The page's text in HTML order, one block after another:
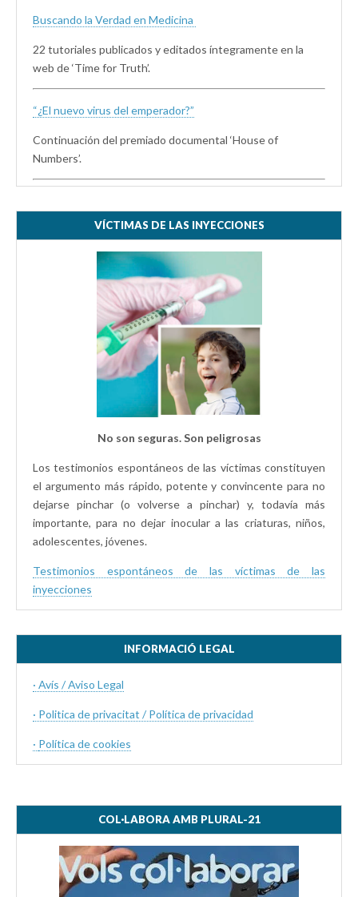
Buscando la Verdad en Medicina
22 tutoriales publicados y editados íntegramente en la
web de ‘Time for Truth’.
“¿El nuevo virus del emperador?”
Continuación del premiado documental ‘House of
Numbers’.
VÍCTIMAS DE LAS INYECCIONES
No son seguras. Son peligrosas
Los testimonios espontáneos de las víctimas constituyen
el argumento más rápido, potente y convincente para no
dejarse pinchar (o volverse a pinchar) y, todavía más
importante, para no dejar inocular a las criaturas, niños,
adolescentes, jóvenes.
Testimonios espontáneos de las víctimas de las
inyecciones
INFORMACIÓ LEGAL
· Avís / Aviso Legal
· Politica de privacitat / Política de privacidad
· Política de cookies
COL·LABORA AMB PLURAL-21